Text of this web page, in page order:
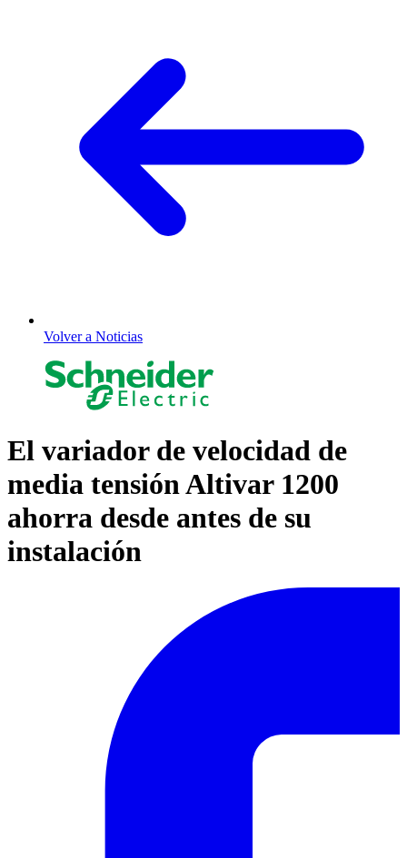
Volver a Noticias
El variador de velocidad de
media tensión Altivar 1200
ahorra desde antes de su
instalación